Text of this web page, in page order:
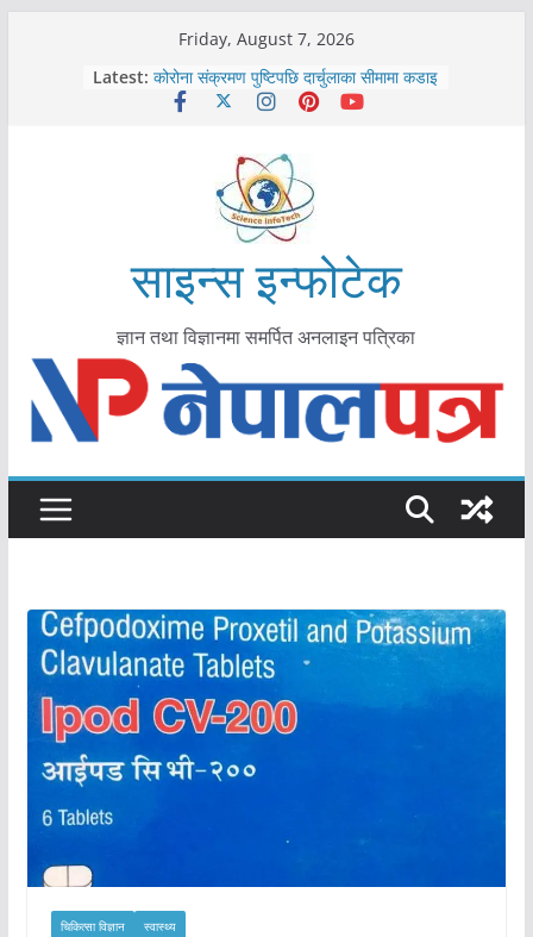
Friday, August 7, 2026
Latest: कोरोना संक्रमण पुष्टिपछि दार्चुलाका सीमामा कडाइ
विराटनगर महानगरद्वारा पूर्ण खोप सुनिश्चित घोषणा
मकवानपुरमा खोरेत रोग विरुद्धको खोप लगाउन
आयुर्वेद चिकित्सा प्रणालीको भूमिका महत्वपूर्ण छ :
मुख्यमन्त्री शाह
काभ्रेपलाञ्चोकमा आयुर्वेद स्वास्थ्योपचारतर्फ
आकर्षण बढ्दै
साइन्स इन्फोटेक
ज्ञान तथा विज्ञानमा समर्पित अनलाइन पत्रिका
चिकित्सा विज्ञान स्वास्थ्य